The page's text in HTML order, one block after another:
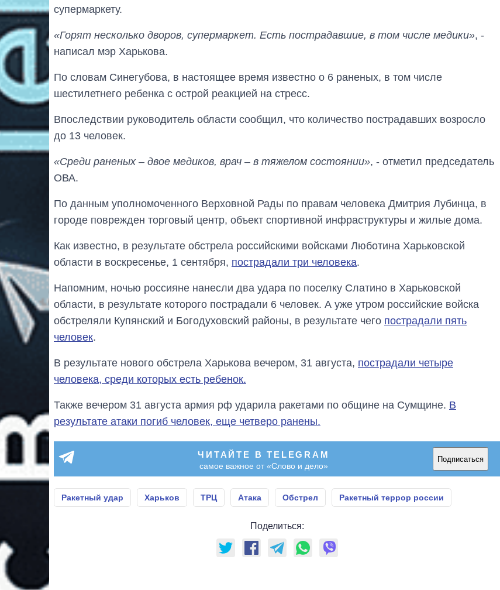
супермаркету.
«Горят несколько дворов, супермаркет. Есть пострадавшие, в том числе медики», -
написал мэр Харькова.
По словам Синегубова, в настоящее время известно о 6 раненых, в том числе
шестилетнего ребенка с острой реакцией на стресс.
Впоследствии руководитель области сообщил, что количество пострадавших возросло
до 13 человек.
«Среди раненых – двое медиков, врач – в тяжелом состоянии», - отметил председатель
ОВА.
По данным уполномоченного Верховной Рады по правам человека Дмитрия Лубинца, в
городе поврежден торговый центр, объект спортивной инфраструктуры и жилые дома.
Как известно, в результате обстрела российскими войсками Люботина Харьковской
области в воскресенье, 1 сентября, пострадали три человека.
Напомним, ночью россияне нанесли два удара по поселку Слатино в Харьковской
области, в результате которого пострадали 6 человек. А уже утром российские войска
обстреляли Купянский и Богодуховский районы, в результате чего пострадали пять
человек.
В результате нового обстрела Харькова вечером, 31 августа, пострадали четыре
человека, среди которых есть ребенок.
Также вечером 31 августа армия рф ударила ракетами по общине на Сумщине. В
результате атаки погиб человек, еще четверо ранены.
ЧИТАЙТЕ В TELEGRAM
самое важное от «Слово и дело»
Подписаться
Ракетный удар Харьков ТРЦ Атака Обстрел Ракетный террор россии
Поделиться: